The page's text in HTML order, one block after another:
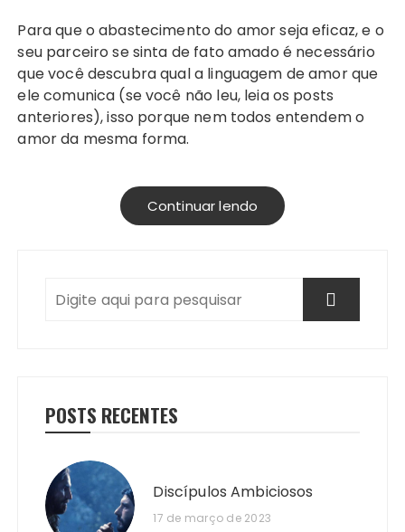
Para que o abastecimento do amor seja eficaz, e o
seu parceiro se sinta de fato amado é necessário
que você descubra qual a linguagem de amor que
ele comunica (se você não leu, leia os posts
anteriores), isso porque nem todos entendem o
amor da mesma forma.
Continuar lendo
POSTS RECENTES
Discípulos Ambiciosos
17 de março de 2023